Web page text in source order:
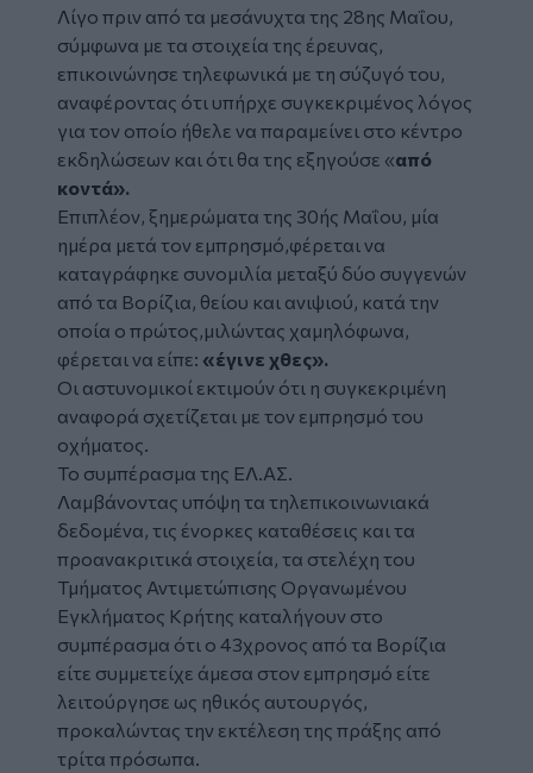
Λίγο πριν από τα μεσάνυχτα της 28ης Μαΐου,
σύμφωνα με τα στοιχεία της έρευνας,
επικοινώνησε τηλεφωνικά με τη σύζυγό του,
αναφέροντας ότι υπήρχε συγκεκριμένος λόγος
για τον οποίο ήθελε να παραμείνει στο κέντρο
εκδηλώσεων και ότι θα της εξηγούσε «από
κοντά».
Επιπλέον, ξημερώματα της 30ής Μαΐου, μία
ημέρα μετά τον εμπρησμό,φέρεται να
καταγράφηκε συνομιλία μεταξύ δύο συγγενών
από τα Βορίζια, θείου και ανιψιού, κατά την
οποία ο πρώτος,μιλώντας χαμηλόφωνα,
φέρεται να είπε: «έγινε χθες».
Οι αστυνομικοί εκτιμούν ότι η συγκεκριμένη
αναφορά σχετίζεται με τον εμπρησμό του
οχήματος.
Το συμπέρασμα της ΕΛ.ΑΣ.
Λαμβάνοντας υπόψη τα τηλεπικοινωνιακά
δεδομένα, τις ένορκες καταθέσεις και τα
προανακριτικά στοιχεία, τα στελέχη του
Τμήματος Αντιμετώπισης Οργανωμένου
Εγκλήματος Κρήτης καταλήγουν στο
συμπέρασμα ότι ο 43χρονος από τα Βορίζια
είτε συμμετείχε άμεσα στον εμπρησμό είτε
λειτούργησε ως ηθικός αυτουργός,
προκαλώντας την εκτέλεση της πράξης από
τρίτα πρόσωπα.